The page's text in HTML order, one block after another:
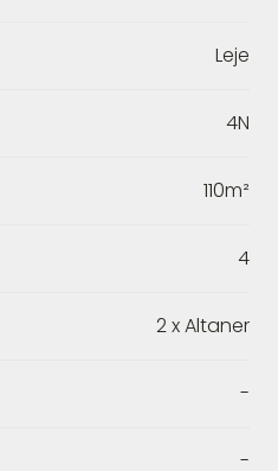
Leje
4N
110m²
4
2 x Altaner
-
-